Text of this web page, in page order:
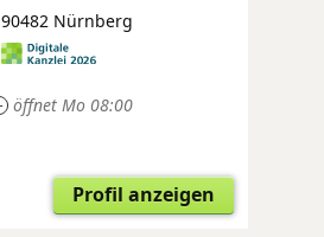
90482 Nürnberg
öffnet Mo 08:00
Profil anzeigen